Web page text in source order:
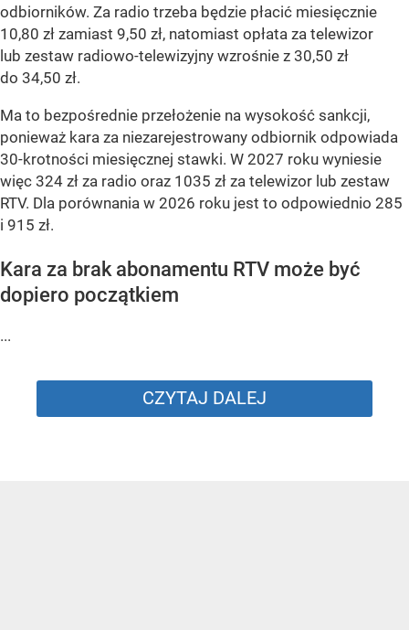
odbiorników. Za radio trzeba będzie płacić miesięcznie
10,80 zł zamiast 9,50 zł, natomiast opłata za telewizor
lub zestaw radiowo-telewizyjny wzrośnie z 30,50 zł
do 34,50 zł.
Ma to bezpośrednie przełożenie na wysokość sankcji,
ponieważ kara za niezarejestrowany odbiornik odpowiada
30-krotności miesięcznej stawki. W 2027 roku wyniesie
więc 324 zł za radio oraz 1035 zł za telewizor lub zestaw
RTV. Dla porównania w 2026 roku jest to odpowiednio 285
i 915 zł.
Kara za brak abonamentu RTV może być
dopiero początkiem
...
CZYTAJ DALEJ